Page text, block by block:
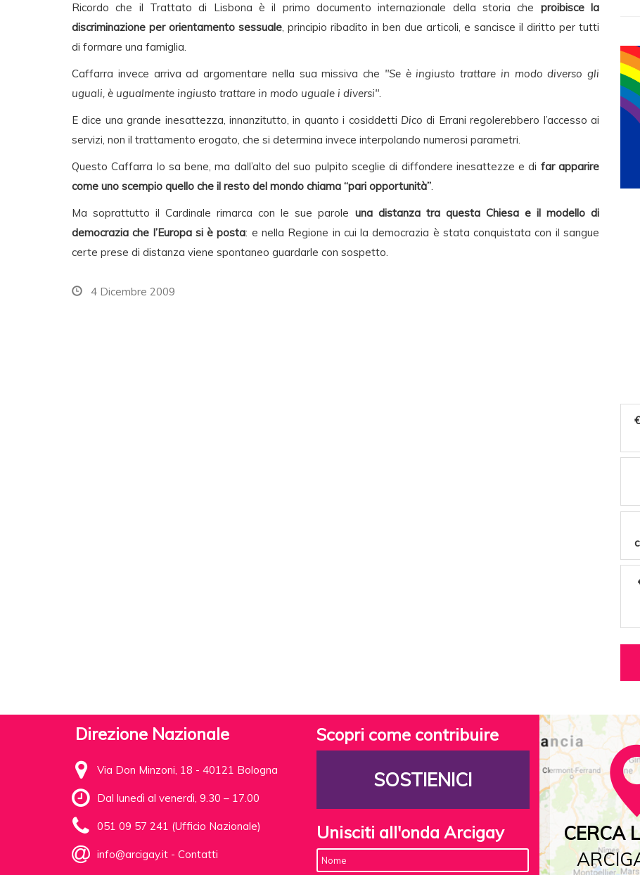
Ricordo che il Trattato di Lisbona è il primo documento internazionale della storia che proibisce la
discriminazione per orientamento sessuale, principio ribadito in ben due articoli, e sancisce il diritto per tutti
di formare una famiglia.
Caffarra invece arriva ad argomentare nella sua missiva che "Se è ingiusto trattare in modo diverso gli
uguali, è ugualmente ingiusto trattare in modo uguale i diversi".
E dice una grande inesattezza, innanzitutto, in quanto i cosiddetti Dico di Errani regolerebbero l’accesso ai
servizi, non il trattamento erogato, che si determina invece interpolando numerosi parametri.
Questo Caffarra lo sa bene, ma dall’alto del suo pulpito sceglie di diffondere inesattezze e di far apparire
come uno scempio quello che il resto del mondo chiama “pari opportunità”.
Ma soprattutto il Cardinale rimarca con le sue parole una distanza tra questa Chiesa e il modello di
democrazia che l’Europa si è posta: e nella Regione in cui la democrazia è stata conquistata con il sangue
certe prese di distanza viene spontaneo guardarle con sospetto.
4 Dicembre 2009
Direzione Nazionale
Via Don Minzoni, 18 - 40121 Bologna
Dal lunedì al venerdì, 9.30 – 17.00
051 09 57 241 (Ufficio Nazionale)
info@arcigay.it - Contatti
Scopri come contribuire
SOSTIENICI
Unisciti all'onda Arcigay
CERCA